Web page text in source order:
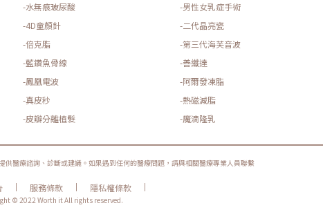
-水無痕玻尿酸
-男性女乳症手術
-4D童顏針
-二代晶亮瓷
-倍克脂
-第三代海芙音波
-藍鑽魚骨線
-善纖達
-鳳凰電波
-阿爾發凍脂
-真皮秒
-熱磁減脂
-皮瓣分離植髮
-魔滴隆乳
供醫療諮詢、診斷或建議。如果遇到任何的醫療問題，請與相關醫療專業人員聯繫
| 服務條款 | 隱私權條款
|
© 2022 Worth it All rights reserved.